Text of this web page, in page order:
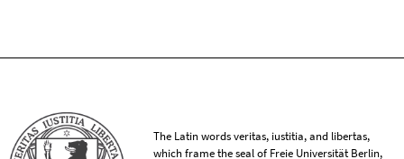
The Latin words veritas, iustitia, and libertas,
which frame the seal of Freie Universität Berlin,